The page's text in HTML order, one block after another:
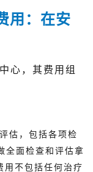
用：在安
心，其费用组
估，包括各项检
全面检查和评估拿
用不包括任何治疗